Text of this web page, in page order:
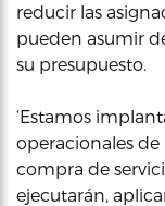
reducir las
pueden asumir
su presupuesto.
‘Estamos
operacionales
compra de
ejecutarán,